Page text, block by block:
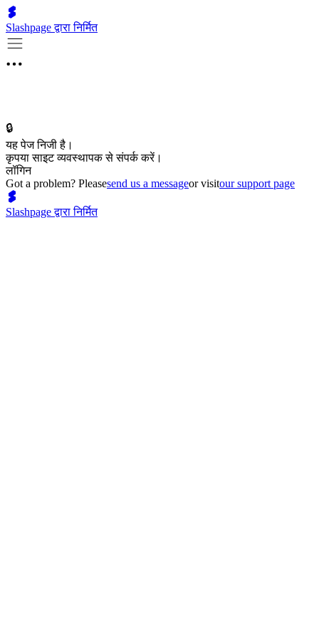
Slashpage द्वारा निर्मित
🔒
यह पेज निजी है।
कृपया साइट व्यवस्थापक से संपर्क करें।
लॉगिन
Got a problem? Pleasesend us a messageor visitour support page
Slashpage द्वारा निर्मित